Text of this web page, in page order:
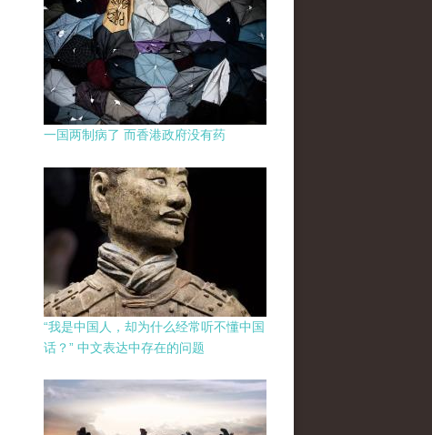
一国两制病了 而香港政府没有药
“我是中国人，却为什么经常听不懂中国
话？” 中文表达中存在的问题